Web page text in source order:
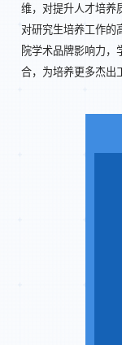
维，对提升人才培养
对研究生培养工作的
院学术品牌影响力，
合，为培养更多杰出